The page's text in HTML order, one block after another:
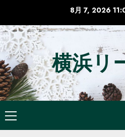
テ
ン
ツ
へ
ス
キ
プ
8月 7, 2026
横浜リ
メ
イ